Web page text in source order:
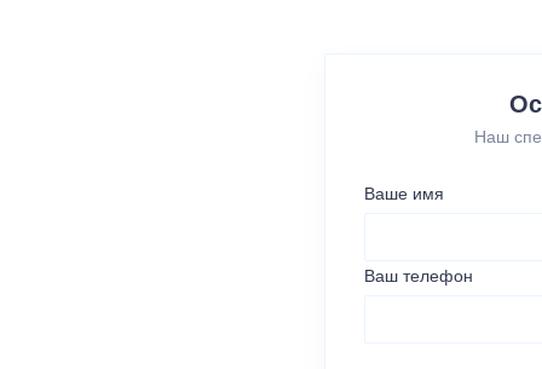
Наш
Ваше имя
Ваш телефон